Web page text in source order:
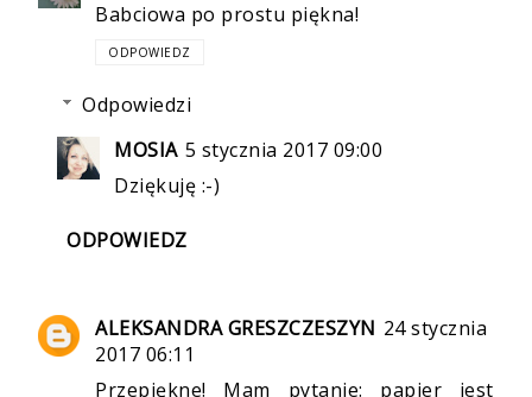
Babciowa po prostu piękna!
ODPOWIEDZ
Odpowiedzi
MOSIA 5 stycznia 2017 09:00
Dziękuję :-)
ODPOWIEDZ
ALEKSANDRA GRESZCZESZYN 24 stycznia
2017 06:11
Przepiękne! Mam pytanie: papier jest